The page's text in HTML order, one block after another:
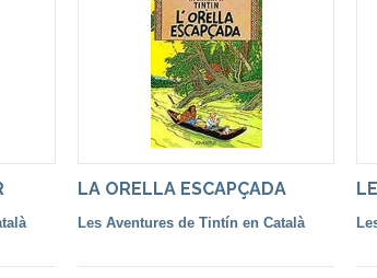
LA ORELLA ESCAPÇADA
Les Aventures de Tintín en Català